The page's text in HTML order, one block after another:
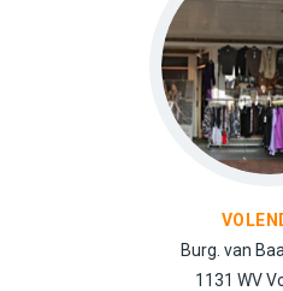
Burg. van
1131 WV